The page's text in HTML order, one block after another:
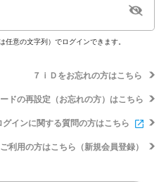
任意の文字列）でログインできます。
７ｉＤをお忘れの方はこちら
ドの再設定（お忘れの方）はこちら
グインに関する質問の方はこちら
利用の方はこちら（新規会員登録）